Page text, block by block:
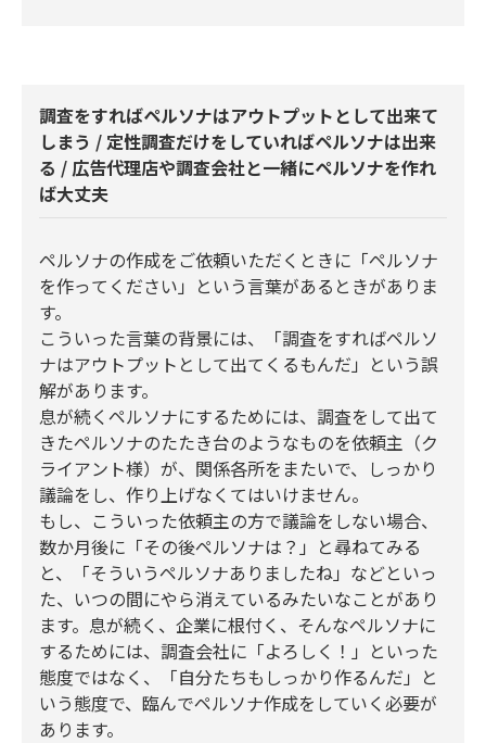
調査をすればペルソナはアウトプットとして出来て
しまう / 定性調査だけをしていればペルソナは出来
る / 広告代理店や調査会社と一緒にペルソナを作れ
ば大丈夫
ペルソナの作成をご依頼いただくときに「ペルソナ
を作ってください」という言葉があるときがありま
す。
こういった言葉の背景には、「調査をすればペルソ
ナはアウトプットとして出てくるもんだ」という誤
解があります。
息が続くペルソナにするためには、調査をして出て
きたペルソナのたたき台のようなものを依頼主（ク
ライアント様）が、関係各所をまたいで、しっかり
議論をし、作り上げなくてはいけません。
もし、こういった依頼主の方で議論をしない場合、
数か月後に「その後ペルソナは？」と尋ねてみる
と、「そういうペルソナありましたね」などといっ
た、いつの間にやら消えているみたいなことがあり
ます。息が続く、企業に根付く、そんなペルソナに
するためには、調査会社に「よろしく！」といった
態度ではなく、「自分たちもしっかり作るんだ」と
いう態度で、臨んでペルソナ作成をしていく必要が
あります。